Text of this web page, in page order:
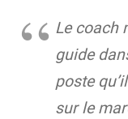
Le coach
guide
poste
sur le